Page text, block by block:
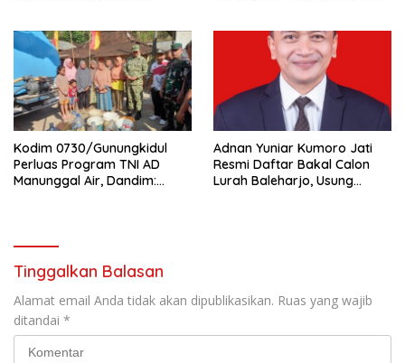
Warga
Kodim 0730/Gunungkidul
Perluas Program TNI AD
Manunggal Air, Dandim:
Adnan Yuniar Kumoro Jati
Resmi Daftar Bakal Calon
Lurah Baleharjo, Usung
Tinggalkan Balasan
Alamat email Anda tidak akan dipublikasikan. Ruas yang wajib
ditandai *